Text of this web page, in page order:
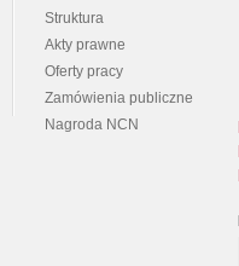
Struktura
Akty prawne
Oferty pracy
Zamówienia publiczne
Nagroda NCN